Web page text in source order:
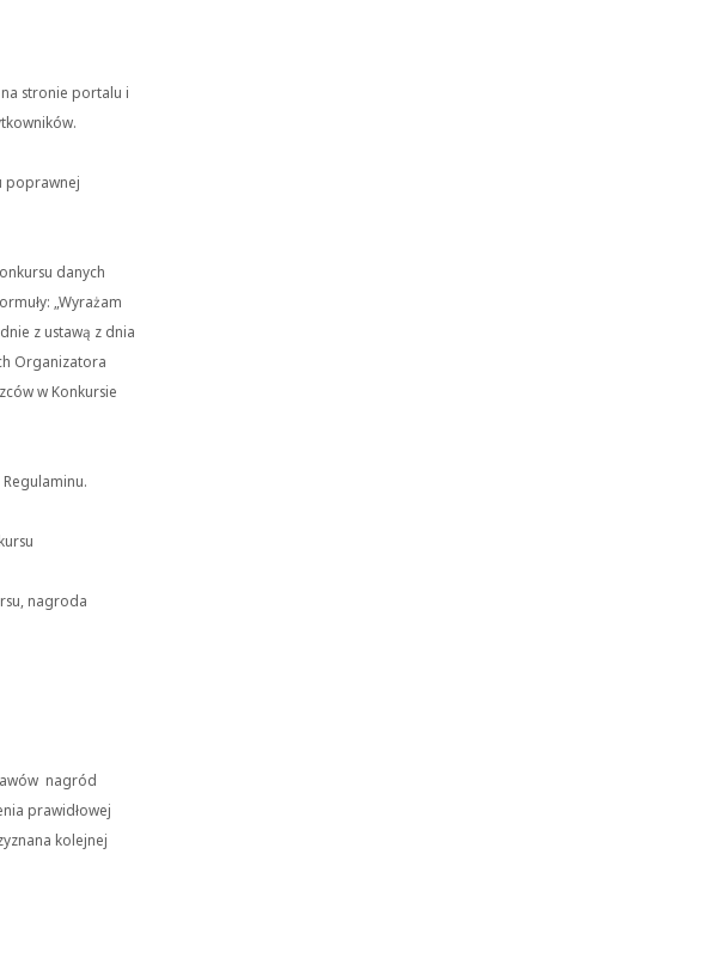
stronie portalu i
poprawnej
danych
„Wyrażam
z ustawą z dnia
Organizatora
w Konkursie
nagroda
nagród
prawidłowej
kolejnej